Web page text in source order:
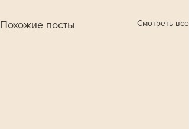
Похожие посты Смотреть все